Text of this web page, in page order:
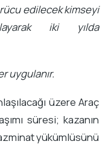
edilecek kimseyi
iki yılda
uygulanır.
üzere Araç
süresi; kazanın
yükümlüsünü